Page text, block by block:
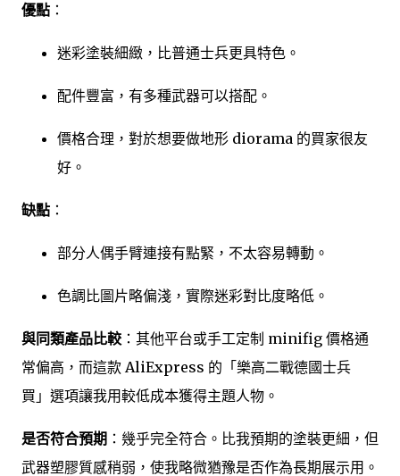
優點 ：
迷彩塗裝細緻，比普通士兵更具特色。
配件豐富，有多種武器可以搭配。
價格合理，對於想要做地形 diorama 的買家很友
好。
缺點 ：
部分人偶手臂連接有點緊，不太容易轉動。
色調比圖片略偏淺，實際迷彩對比度略低。
與同類產品比較 ：其他平台或手工定制 minifig 價格通
常偏高，而這款 AliExpress 的「樂高二戰德國士兵
買」選項讓我用較低成本獲得主題人物。
是否符合預期 ：幾乎完全符合。比我預期的塗裝更細，但
武器塑膠質感稍弱，使我略微猶豫是否作為長期展示用。